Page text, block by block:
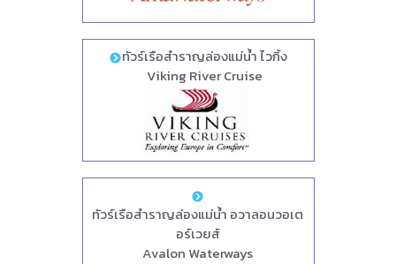
ทัวร์เรือสำราญล่องแม่น้ำ ไวกิ้ง
Viking River Cruise
ทัวร์เรือสำราญล่องแม่น้ำ อวาลอนวอเต
อร์เวยส์
Avalon Waterways